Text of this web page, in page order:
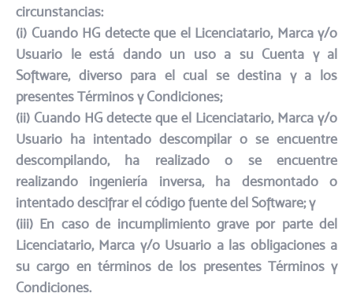
circunstancias:​
(i) Cuando HG detecte que el Licenciatario, Marca y/o
Usuario le está dando un uso a su Cuenta y al
Software, diverso para el cual se destina y a los
presentes Términos y Condiciones;
(ii) Cuando HG detecte que el Licenciatario, Marca y/o
Usuario ha intentado descompilar o se encuentre
descompilando, ha realizado o se encuentre
realizando ingeniería inversa, ha desmontado o
intentado descifrar el código fuente del Software; y
(iii) En caso de incumplimiento grave por parte del
Licenciatario, Marca y/o Usuario a las obligaciones a
su cargo en términos de los presentes Términos y
Condiciones.